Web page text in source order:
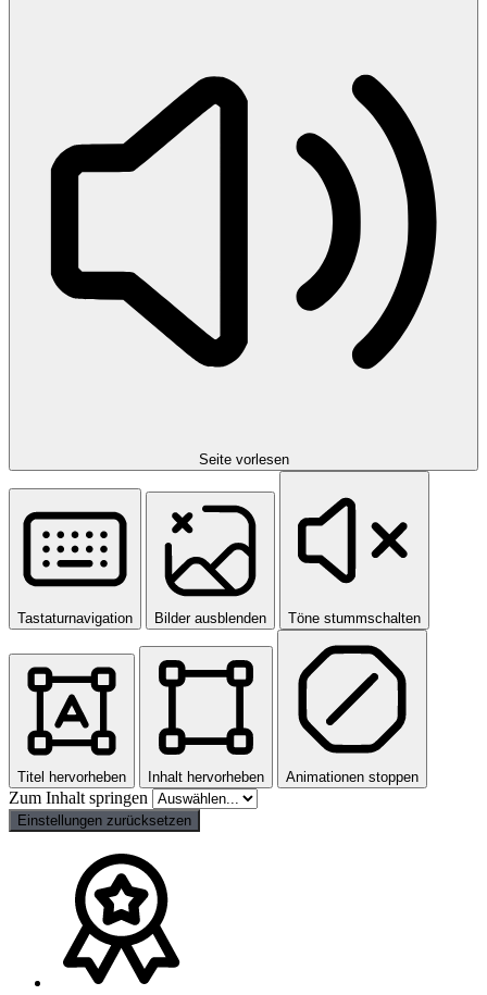
Seite vorlesen
Tastaturnavigation Bilder ausblenden Töne stummschalten
Titel hervorheben Inhalt hervorheben Animationen stoppen
Zum Inhalt springen
Einstellungen zurücksetzen